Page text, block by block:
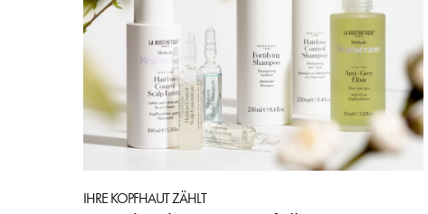
IHRE KOPFHAUT ZÄHLT